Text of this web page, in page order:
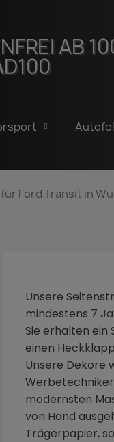
AB
Ford Transit in
Unsere
mindestens 7
Sie erhalten ein
einen
Unsere Dekore
modernsten
von Hand
Trägerpapier,